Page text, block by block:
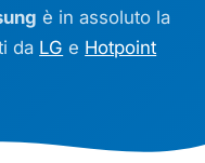
è in assoluto la
da LG e Hotpoint